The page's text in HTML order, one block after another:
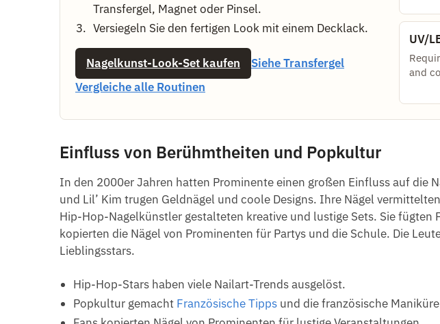
Transfergel, Magnet oder Pinsel.
Versiegeln Sie den fertigen Look mit einem Decklack.
Nagelkunst-Look-Set kaufen
Siehe Transfergel
Vergleiche alle Routinen
UV/
and
Einfluss von Berühmtheiten und Popkultur
In den 2000er Jahren hatten Prominente einen großen Einfluss auf die
und Lil’ Kim trugen Geldnägel und coole Designs. Ihre Nägel
Hip-Hop-Nagelkünstler gestalteten kreative und lustige Sets. Sie
kopierten die Nägel von Prominenten für Partys und die Schule. Die
Lieblingsstars.
Hip-Hop-Stars haben viele Nailart-Trends ausgelöst.
Popkultur gemacht Französische Tipps und die französische